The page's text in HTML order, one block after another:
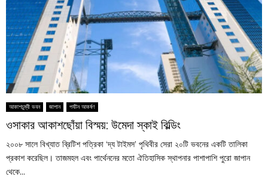
আকাশচুম্বী ভবন জাপান পর্যটন আকর্ষণ
ওসাকার আকাশছোঁয়া বিস্ময়: উমেদা স্কাই বিল্ডিং
২০০৮ সালে বিখ্যাত ব্রিটিশ পত্রিকা ‘দ্য টাইমস’ পৃথিবীর সেরা ২০টি ভবনের একটি তালিকা
প্রকাশ করেছিল। তাজমহল এবং পার্থেননের মতো ঐতিহাসিক স্থাপনার পাশাপাশি পুরো জাপান
থেকে...